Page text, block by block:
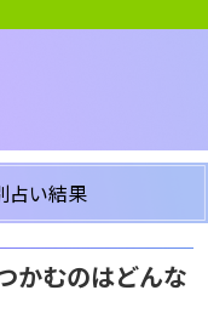
占い結果
かむのはどんな